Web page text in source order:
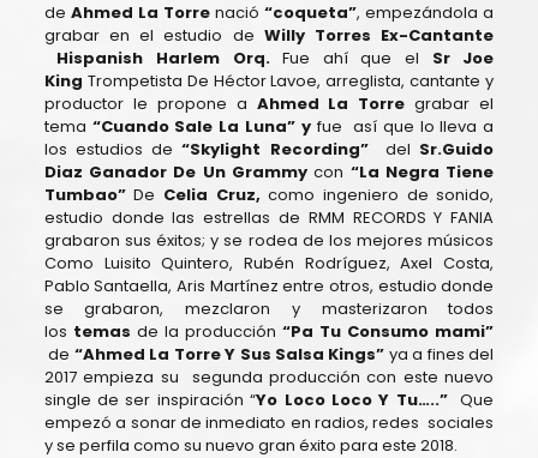
de Ahmed La Torrenació“coqueta”, empezándola a
grabar en el estudio de Willy Torres Ex-Cantante
Hispanish Harlem Orq.Fue ahí que el Sr Joe
King Trompetista De Héctor Lavoe, arreglista, cantante y
productor le propone a Ahmed La Torre grabar el
tema “Cuando Sale La Luna” yfue así que lo lleva a
los estudios de“Skylight Recording” del Sr.Guido
Diaz Ganador De Un Grammy con “La Negra Tiene
Tumbao”De Celia Cruz, como ingeniero de sonido,
estudio donde las estrellas de RMM RECORDS Y FANIA
grabaron sus éxitos; y se rodea de los mejores músicos
Como Luisito Quintero, Rubén Rodríguez, Axel Costa,
Pablo Santaella, Aris Martínez entre otros, estudio donde
se grabaron, mezclaron y masterizaron todos
los temas de la producción“Pa Tu Consumo mami”
de “Ahmed La Torre Y Sus Salsa Kings” ya a fines del
2017 empieza su segunda producción con este nuevo
single de ser inspiración “Yo Loco Loco Y Tu…..” Que
empezó a sonar de inmediato en radios, redes sociales
y se perfila como su nuevo gran éxito para este 2018.